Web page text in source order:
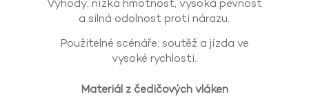
Výhody: nízká hmotnost, vysoká pevnost
a silná odolnost proti nárazu.
Použitelné scénáře: soutěž a jízda ve
vysoké rychlosti.
Materiál z čedičových vláken